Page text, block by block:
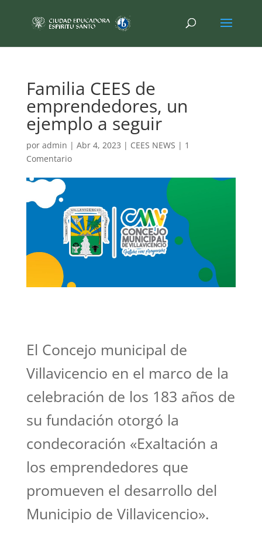
Familia CEES de
emprendedores, un
ejemplo a seguir
por admin | Abr 4, 2023 | CEES NEWS | 1
Comentario
El Concejo municipal de
Villavicencio en el marco de la
celebración de los 183 años de
su fundación otorgó la
condecoración «Exaltación a
los emprendedores que
promueven el desarrollo del
Municipio de Villavicencio».